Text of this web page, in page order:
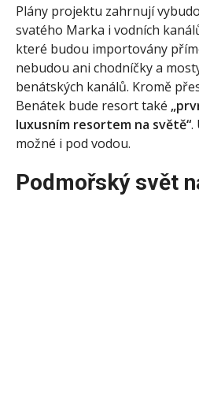
Plány projektu zahrnují
svatého Marka i vodních
které budou importovány
nebudou ani chodníčky a
benátských kanálů. Kromě
Benátek bude resort také
luxusním resortem na světě“.
možné i pod vodou.
Podmořský svět